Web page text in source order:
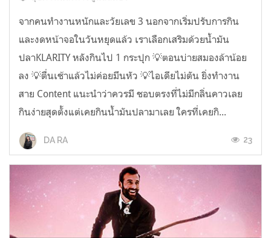
จากคนทำงานหนักและวัยเลข 3 นอกจากเริ่มปรับการกิน
และงดหน้าจอในวันหยุดแล้ว เราเลือกเสริมด้วยน้ำมัน
ปลาKLARITY หลังกินไป 1 กระปุก 💡ตอนบ่ายสมองล้าน้อย
ลง 💡ตื่นเช้าแล้วไม่ค่อยมึนหัว 💡ไอเดียไม่ตัน ยิ่งทำงาน
สาย Content แนะนำว่าควรมี ชอบตรงที่ไม่มีกลิ่นคาวเลย
กินง่ายสุดตั้งแต่เคยกินน้ำมันปลามาเลย ใครที่เคยกิ...
DA RA 23